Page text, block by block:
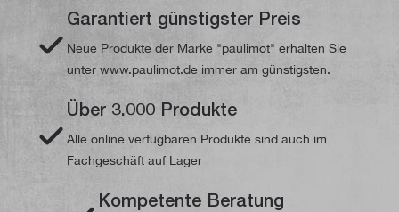
Garantiert günstigster Preis
Neue Produkte der Marke "paulimot" erhalten Sie
unter www.paulimot.de immer am günstigsten.
Über 3.000 Produkte
Alle online verfügbaren Produkte sind auch im
Fachgeschäft auf Lager
Kompetente Beratung